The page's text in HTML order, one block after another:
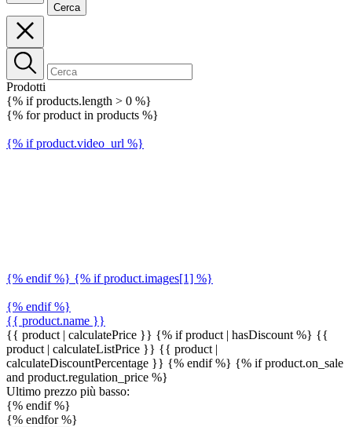
Cerca
Prodotti
{% if products.length > 0 %}
{% for product in products %}
{% if product.video_url %}
{% endif %} {% if product.images[1] %}
{% endif %}
{{ product.name }}
{{ product | calculatePrice }} {% if product | hasDiscount %} {{
product | calculateListPrice }} {{ product |
calculateDiscountPercentage }} {% endif %} {% if product.on_sale
and product.regulation_price %}
Ultimo prezzo più basso:
{% endif %}
{% endfor %}